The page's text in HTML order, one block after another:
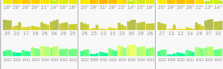
14°
13°
22°
28°
30°
29°
20°
18°
15°
14°
23°
29°
31°
29°
20°
18°
16°
14°
21°
26°
28°
26°
18°
32
37
24
14
12
13
27
26
29
35
23
15
13
15
26
25
28
34
26
19
17
22
35
1012
1014
1013
1011
1010
1009
1012
1013
1014
1015
1014
1012
1010
1009
1012
1012
1012
1014
1014
1013
1011
1010
1012